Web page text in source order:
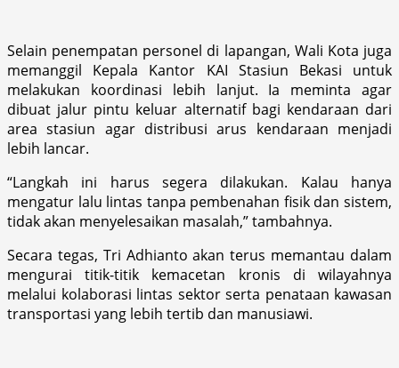
Selain penempatan personel di lapangan, Wali Kota juga
memanggil Kepala Kantor KAI Stasiun Bekasi untuk
melakukan koordinasi lebih lanjut. Ia meminta agar
dibuat jalur pintu keluar alternatif bagi kendaraan dari
area stasiun agar distribusi arus kendaraan menjadi
lebih lancar.
“Langkah ini harus segera dilakukan. Kalau hanya
mengatur lalu lintas tanpa pembenahan fisik dan sistem,
tidak akan menyelesaikan masalah,” tambahnya.
Secara tegas, Tri Adhianto akan terus memantau dalam
mengurai titik-titik kemacetan kronis di wilayahnya
melalui kolaborasi lintas sektor serta penataan kawasan
transportasi yang lebih tertib dan manusiawi.